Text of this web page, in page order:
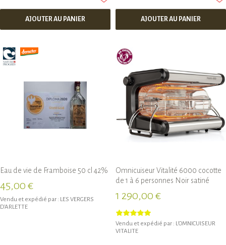
AJOUTER AU PANIER AJOUTER AU PANIER
Eau de vie de Framboise 50 cl 42%
45,00 €
Vendu et expédié par : LES VERGERS
D'ARLETTE
Omnicuiseur Vitalité 6000 cocotte
de 1 à 6 personnes Noir satiné
1 290,00 €
Vendu et expédié par : L'OMNICUISEUR
VITALITE